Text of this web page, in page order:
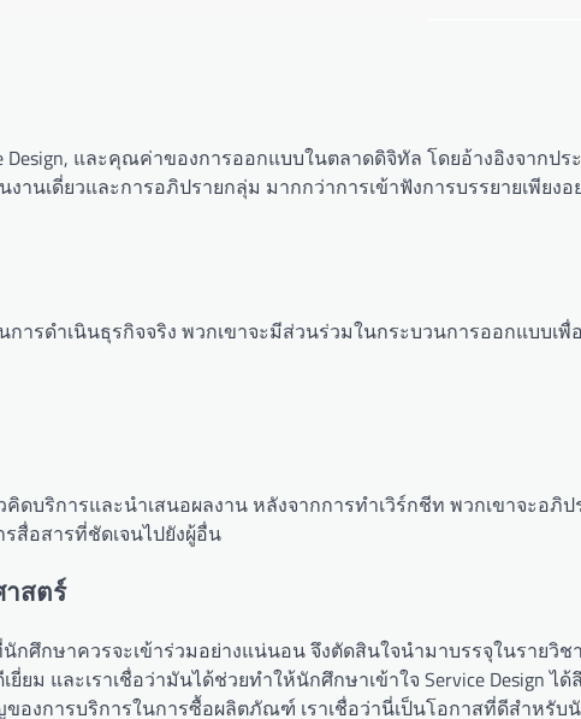
Design, และคุณค่าของการออกแบบในตลาดดิจิทัล โดยอ้างอิงจากป
งานเดี่ยวและการอภิปรายกลุ่ม มากกว่าการเข้าฟังการบรรยายเพียงอ
การดำเนินธุรกิจจริง พวกเขาจะมีส่วนร่วมในกระบวนการออกแบบเพื่
ดบริการและนำเสนอผลงาน หลังจากการทำเวิร์กชีท พวกเขาจะอภิ
สื่อสารที่ชัดเจนไปยังผู้อื่น
สตร์
กศึกษาควรจะเข้าร่วมอย่างแน่นอน จึงตัดสินใจนำมาบรรจุในรายวิช
ม และเราเชื่อว่ามันได้ช่วยทำให้นักศึกษาเข้าใจ Service Design ไ
องการบริการในการซื้อผลิตภัณฑ์ เราเชื่อว่านี่เป็นโอกาสที่ดีสำหรับ